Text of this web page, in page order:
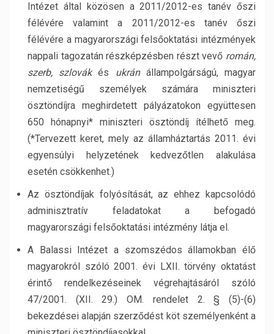
Intézet által közösen a 2011/2012-es tanév őszi
félévére valamint a 2011/2012-es tanév őszi
félévére a magyarországi felsőoktatási intézmények
nappali tagozatán részképzésben részt vevő román,
szerb, szlovákés ukránállampolgárságú, magyar
nemzetiségű személyek számára miniszteri
ösztöndíjra meghirdetett pályázatokon együttesen
650 hónapnyi* miniszteri ösztöndíj ítélhető meg.
(*Tervezett keret, mely az államháztartás 2011. évi
egyensúlyi helyzetének kedvezőtlen alakulása
esetén csökkenhet.)
Az ösztöndíjak folyósítását, az ehhez kapcsolódó
adminisztratív feladatokat a befogadó
magyarországi felsőoktatási intézmény látja el.
A Balassi Intézet a szomszédos államokban élő
magyarokról szóló 2001. évi LXII. törvény oktatást
érintő rendelkezéseinek végrehajtásáról szóló
47/2001. (XII. 29.) OM. rendelet 2. § (5)-(6)
bekezdései alapján szerződést köt személyenként a